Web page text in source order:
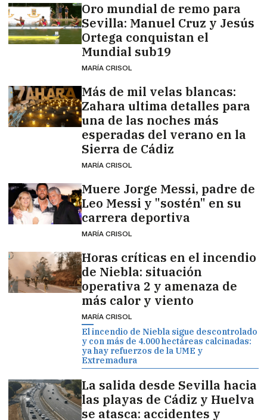
Oro mundial de remo para
Sevilla: Manuel Cruz y Jesús
Ortega conquistan el
Mundial sub19
MARÍA CRISOL
Más de mil velas blancas:
Zahara ultima detalles para
una de las noches más
esperadas del verano en la
Sierra de Cádiz
MARÍA CRISOL
Muere Jorge Messi, padre de
Leo Messi y "sostén" en su
carrera deportiva
MARÍA CRISOL
Horas críticas en el incendio
de Niebla: situación
operativa 2 y amenaza de
más calor y viento
MARÍA CRISOL
El incendio de Niebla sigue descontrolado
y con más de 4.000 hectáreas calcinadas:
ya hay refuerzos de la UME y
Extremadura
La salida desde Sevilla hacia
las playas de Cádiz y Huelva
se atasca: accidentes y